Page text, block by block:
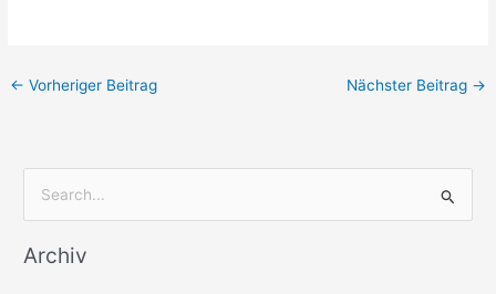
← Vorheriger Beitrag Nächster Beitrag →
c
Archiv